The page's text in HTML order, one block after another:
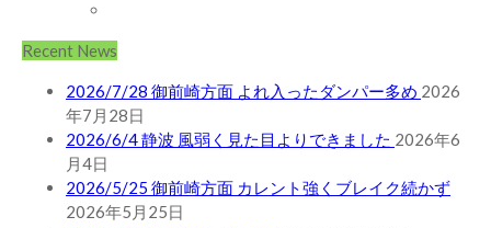
Recent News
2026/7/28 御前崎方面 よれ入ったダンパー多め 2026
年7月28日
2026/6/4 静波 風弱く見た目よりできました 2026年6
月4日
2026/5/25 御前崎方面 カレント強くブレイク続かず
2026年5月25日